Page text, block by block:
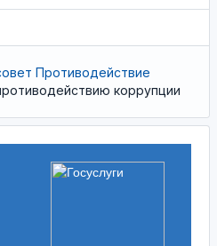
Противодействие
коррупции